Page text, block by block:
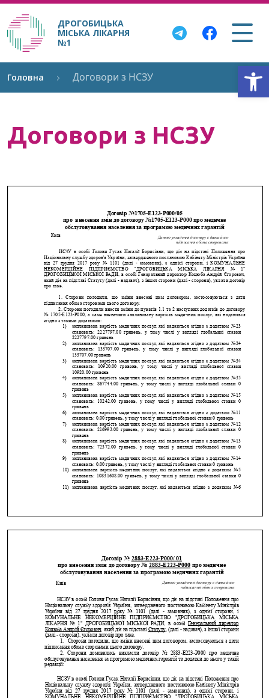
ДРОГОБИЦЬКА
МІСЬКА ЛІКАРНЯ
№1
Головна Договори з НСЗУ
Договори з НСЗУ